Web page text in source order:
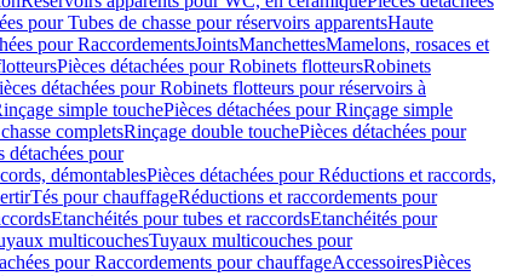
pour Tubes de chasse pour réservoirs apparentsHaute
pour RaccordementsJointsManchettesMamelons, rosaces et
Pièces détachées pour Robinets flotteursRobinets
détachées pour Robinets flotteurs pour réservoirs à
simple touchePièces détachées pour Rinçage simple
completsRinçage double touchePièces détachées pour
détachées pour
démontablesPièces détachées pour Réductions et raccords,
Tés pour chauffageRéductions et raccordements pour
Etanchéités pour tubes et raccordsEtanchéités pour
multicouchesTuyaux multicouches pour
pour Raccordements pour chauffageAccessoiresPièces